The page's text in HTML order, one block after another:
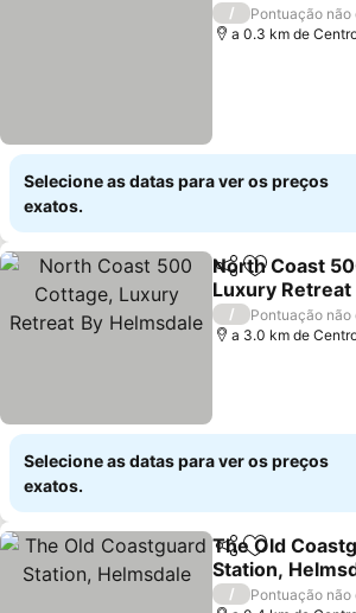
/
Pontuação não
a 0.3 km de
Selecione as datas para ver os preços
exatos.
PartilharAdicionar
North Coast
Luxury Retreat
Helmsdale
/
Pontuação não
a 3.0 km de
Selecione as datas para ver os preços
exatos.
PartilharAdicionar
The Old
Station,
/
Pontuação não